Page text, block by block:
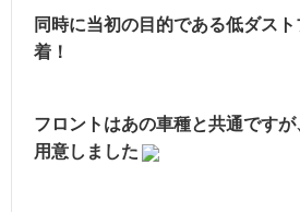
同時に当初の目的である低ダス
着！
フロントはあの車種と共通です
用意しました